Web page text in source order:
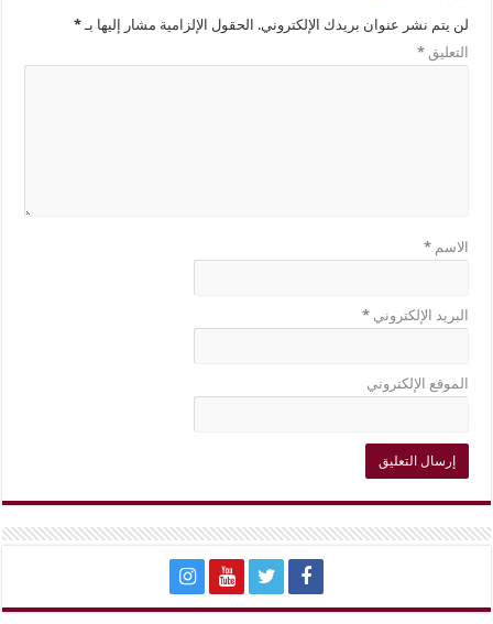
لن يتم نشر عنوان بريدك الإلكتروني. الحقول الإلزامية مشار إليها بـ*
التعليق*
الاسم*
البريد الإلكتروني*
الموقع الإلكتروني